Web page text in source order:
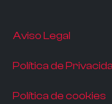
Aviso Legal
Política de
Política de cookies